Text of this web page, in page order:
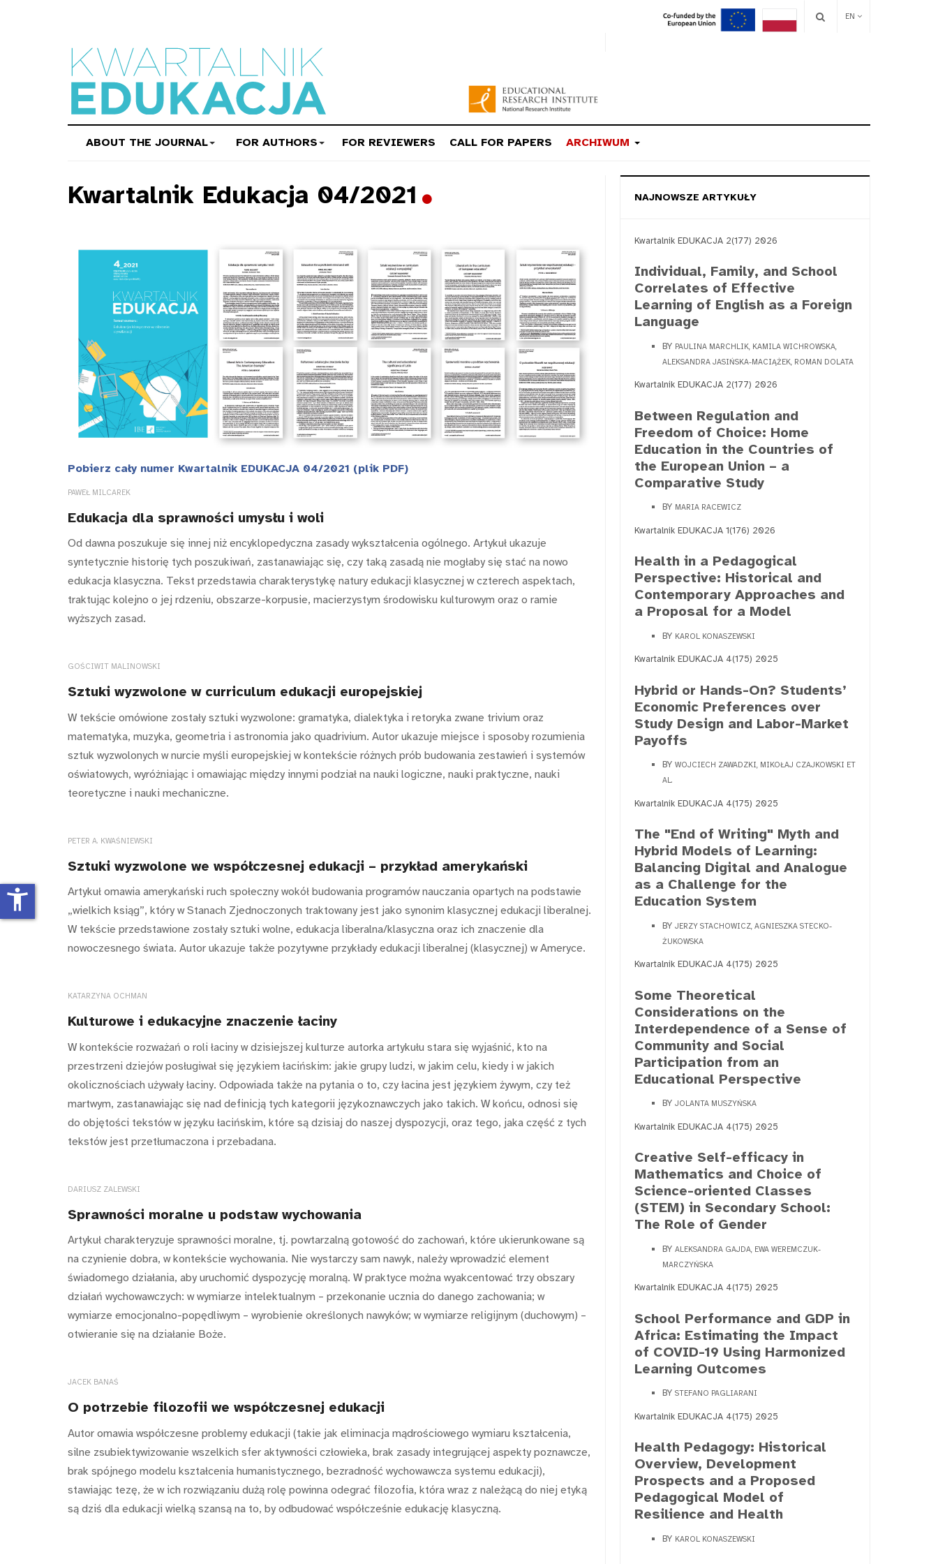
EN
ABOUT THE JOURNAL FOR AUTHORS FOR REVIEWERS CALL FOR PAPERS ARCHIWUM
Kwartalnik Edukacja 04/2021
Pobierz cały numer Kwartalnik EDUKACJA 04/2021 (plik PDF)
PAWEŁ MILCAREK
Edukacja dla sprawności umysłu i woli
Od dawna poszukuje się innej niż encyklopedyczna zasady wykształcenia ogólnego. Artykuł ukazuje
syntetycznie historię tych poszukiwań, zastanawiając się, czy taką zasadą nie mogłaby się stać na nowo
edukacja klasyczna. Tekst przedstawia charakterystykę natury edukacji klasycznej w czterech aspektach,
traktując kolejno o jej rdzeniu, obszarze-korpusie, macierzystym środowisku kulturowym oraz o ramie
wyższych zasad.
GOŚCIWIT MALINOWSKI
Sztuki wyzwolone w curriculum edukacji europejskiej
W tekście omówione zostały sztuki wyzwolone: gramatyka, dialektyka i retoryka zwane trivium oraz
matematyka, muzyka, geometria i astronomia jako quadrivium. Autor ukazuje miejsce i sposoby rozumienia
sztuk wyzwolonych w nurcie myśli europejskiej w kontekście różnych prób budowania zestawień i systemów
oświatowych, wyróżniając i omawiając między innymi podział na nauki logiczne, nauki praktyczne, nauki
teoretyczne i nauki mechaniczne.
PETER A. KWAŚNIEWSKI
Sztuki wyzwolone we współczesnej edukacji – przykład amerykański
Artykuł omawia amerykański ruch społeczny wokół budowania programów nauczania opartych na podstawie
„wielkich ksiąg”, który w Stanach Zjednoczonych traktowany jest jako synonim klasycznej edukacji liberalnej.
W tekście przedstawione zostały sztuki wolne, edukacja liberalna/klasyczna oraz ich znaczenie dla
nowoczesnego świata. Autor ukazuje także pozytywne przykłady edukacji liberalnej (klasycznej) w Ameryce.
KATARZYNA OCHMAN
Kulturowe i edukacyjne znaczenie łaciny
W kontekście rozważań o roli łaciny w dzisiejszej kulturze autorka artykułu stara się wyjaśnić, kto na
przestrzeni dziejów posługiwał się językiem łacińskim: jakie grupy ludzi, w jakim celu, kiedy i w jakich
okolicznościach używały łaciny. Odpowiada także na pytania o to, czy łacina jest językiem żywym, czy też
martwym, zastanawiając się nad definicją tych kategorii językoznawczych jako takich. W końcu, odnosi się
do objętości tekstów w języku łacińskim, które są dzisiaj do naszej dyspozycji, oraz tego, jaka część z tych
tekstów jest przetłumaczona i przebadana.
DARIUSZ ZALEWSKI
Sprawności moralne u podstaw wychowania
Artykuł charakteryzuje sprawności moralne, tj. powtarzalną gotowość do zachowań, które ukierunkowane są
na czynienie dobra, w kontekście wychowania. Nie wystarczy sam nawyk, należy wprowadzić element
świadomego działania, aby uruchomić dyspozycję moralną. W praktyce można wyakcentować trzy obszary
działań wychowawczych: w wymiarze intelektualnym – przekonanie ucznia do danego zachowania; w
wymiarze emocjonalno-popędliwym – wyrobienie określonych nawyków; w wymiarze religijnym (duchowym) –
otwieranie się na działanie Boże.
JACEK BANAŚ
O potrzebie filozofii we współczesnej edukacji
Autor omawia współczesne problemy edukacji (takie jak eliminacja mądrościowego wymiaru kształcenia,
silne zsubiektywizowanie wszelkich sfer aktywności człowieka, brak zasady integrującej aspekty poznawcze,
brak spójnego modelu kształcenia humanistycznego, bezradność wychowawcza systemu edukacji),
stawiając tezę, że w ich rozwiązaniu dużą rolę powinna odegrać filozofia, która wraz z należącą do niej etyką
są dziś dla edukacji wielką szansą na to, by odbudować współcześnie edukację klasyczną.
NAJNOWSZE ARTYKUŁY
Kwartalnik EDUKACJA 2(177) 2026
Individual, Family, and School
Correlates of Effective
Learning of English as a Foreign
Language
BY PAULINA MARCHLIK, KAMILA WICHROWSKA,
ALEKSANDRA JASIŃSKA-MACIĄŻEK, ROMAN DOLATA
Kwartalnik EDUKACJA 2(177) 2026
Between Regulation and
Freedom of Choice: Home
Education in the Countries of
the European Union – a
Comparative Study
BY MARIA RACEWICZ
Kwartalnik EDUKACJA 1(176) 2026
Health in a Pedagogical
Perspective: Historical and
Contemporary Approaches and
a Proposal for a Model
BY KAROL KONASZEWSKI
Kwartalnik EDUKACJA 4(175) 2025
Hybrid or Hands-On? Students’
Economic Preferences over
Study Design and Labor-Market
Payoffs
BY WOJCIECH ZAWADZKI, MIKOŁAJ CZAJKOWSKI ET
AL.
Kwartalnik EDUKACJA 4(175) 2025
The "End of Writing" Myth and
Hybrid Models of Learning:
Balancing Digital and Analogue
as a Challenge for the
Education System
BY JERZY STACHOWICZ, AGNIESZKA STECKO-
ŻUKOWSKA
Kwartalnik EDUKACJA 4(175) 2025
Some Theoretical
Considerations on the
Interdependence of a Sense of
Community and Social
Participation from an
Educational Perspective
BY JOLANTA MUSZYŃSKA
Kwartalnik EDUKACJA 4(175) 2025
Creative Self-efficacy in
Mathematics and Choice of
Science-oriented Classes
(STEM) in Secondary School:
The Role of Gender
BY ALEKSANDRA GAJDA, EWA WEREMCZUK-
MARCZYŃSKA
Kwartalnik EDUKACJA 4(175) 2025
School Performance and GDP in
Africa: Estimating the Impact
of COVID-19 Using Harmonized
Learning Outcomes
BY STEFANO PAGLIARANI
Kwartalnik EDUKACJA 4(175) 2025
Health Pedagogy: Historical
Overview, Development
Prospects and a Proposed
Pedagogical Model of
Resilience and Health
BY KAROL KONASZEWSKI
accessibility_new